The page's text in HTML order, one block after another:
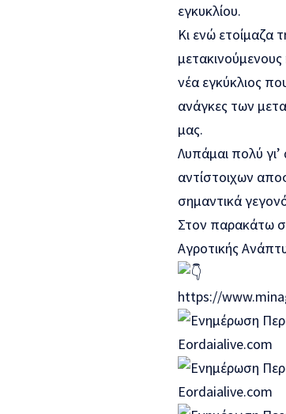
εγκυκλίου.
Κι ενώ ετοίμαζα
νέα εγκύκλιος
ανάγκες των
μας.
Λυπάμαι πολύ
αντίστοιχων
σημαντικά
Στον παρακάτω
Αγροτικής
https://